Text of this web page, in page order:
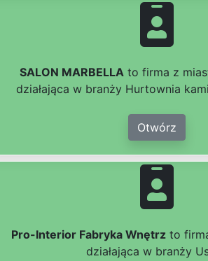
SALON MARBELLA to firma z
działająca w branży Hurtownia
Otwórz
Pro-Interior Fabryka Wnętrz to
działająca w branży